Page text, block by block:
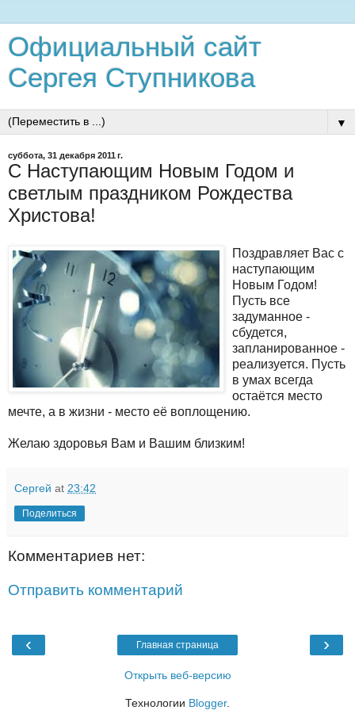
Официальный сайт
Сергея Ступникова
▼
суббота, 31 декабря 2011 г.
С Наступающим Новым Годом и
светлым праздником Рождества
Христова!
Поздравляет Вас с
наступающим
Новым Годом!
Пусть все
задуманное -
сбудется,
запланированное -
реализуется. Пусть
в умах всегда
остаётся место
мечте, а в жизни - место её воплощению.
Желаю здоровья Вам и Вашим близким!
Сергей at 23:42
Поделиться
Комментариев нет:
Отправить комментарий
‹ ›
Главная страница
Открыть веб-версию
Технологии Blogger.